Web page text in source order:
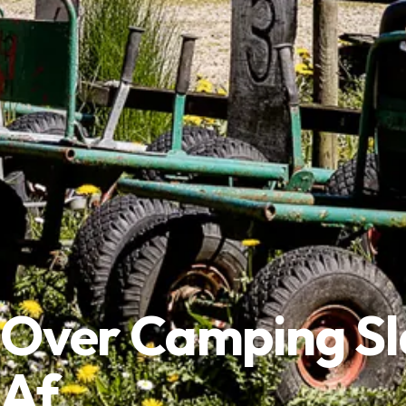
Over Camping